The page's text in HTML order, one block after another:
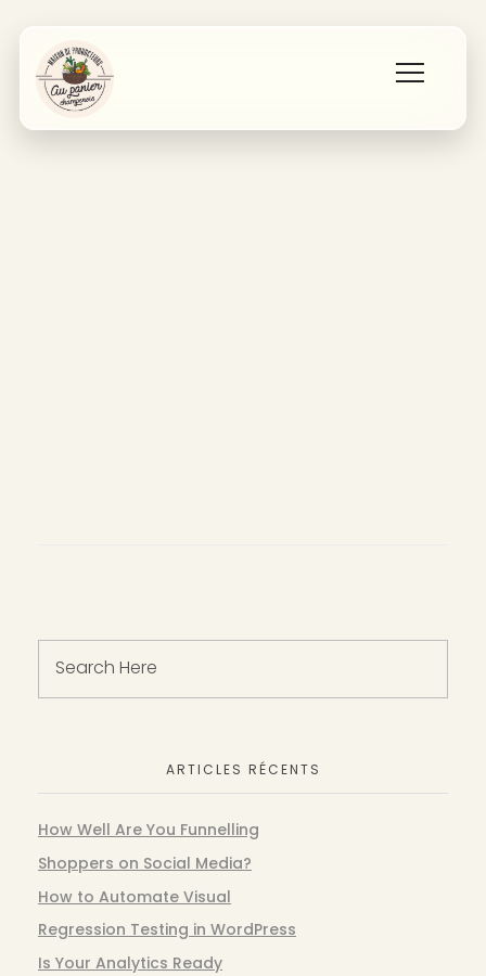
ARTICLES RÉCENTS
How Well Are You Funnelling
Shoppers on Social Media?
How to Automate Visual
Regression Testing in WordPress
Is Your Analytics Ready